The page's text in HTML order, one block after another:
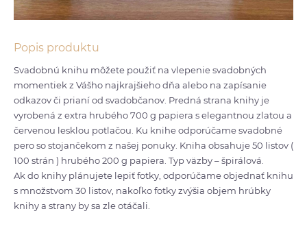
Popis produktu
Svadobnú knihu môžete použiť na vlepenie svadobných
momentiek z Vášho najkrajšieho dňa alebo na zapísanie
odkazov či prianí od svadobčanov. Predná strana knihy je
vyrobená z extra hrubého 700 g papiera s elegantnou zlatou a
červenou lesklou potlačou. Ku knihe odporúčame svadobné
pero so stojančekom z našej ponuky. Kniha obsahuje 50 listov (
100 strán ) hrubého 200 g papiera. Typ väzby – špirálová.
Ak do knihy plánujete lepiť fotky, odporúčame objednať knihu
s množstvom 30 listov, nakoľko fotky zvýšia objem hrúbky
knihy a strany by sa zle otáčali.